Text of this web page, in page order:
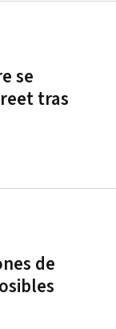
se
tras
de